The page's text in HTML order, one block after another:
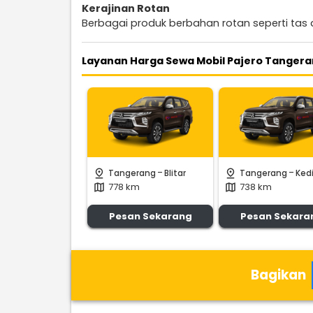
Kerajinan Rotan
Berbagai produk berbahan rotan seperti tas
Layanan Harga Sewa Mobil Pajero
pin_drop Tangerang -Blitar
map 778 km
Pesan Sekarang
pin_drop Tangerang -
map 738 km
Pesan
Bagikan